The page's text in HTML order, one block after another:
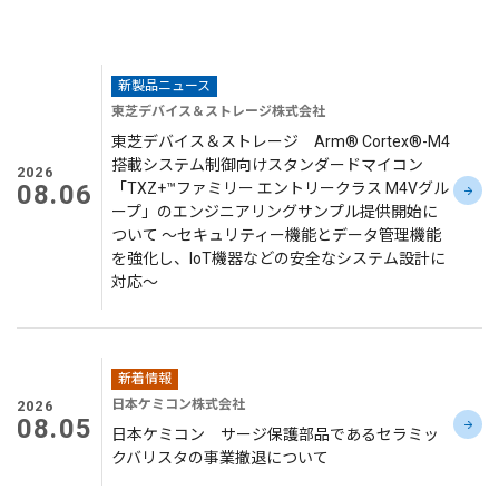
2026
08.06
新製品ニュース
東芝デバイス＆ストレージ株式会社
東芝デバイス＆ストレージ Arm® Cortex®-M4
搭載システム制御向けスタンダードマイコン
「TXZ+™ファミリー エントリークラス M4Vグル
ープ」のエンジニアリングサンプル提供開始に
ついて ～セキュリティー機能とデータ管理機能
を強化し、IoT機器などの安全なシステム設計に
対応～
2026
08.05
新着情報
日本ケミコン株式会社
日本ケミコン サージ保護部品であるセラミッ
クバリスタの事業撤退について